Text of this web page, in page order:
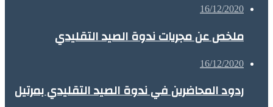
16/12/2020
ملخص عن مجريات ندوة الصيد التقليدي
16/12/2020
ردود المحاضرين في ندوة الصيد التقليدي بمرتيل